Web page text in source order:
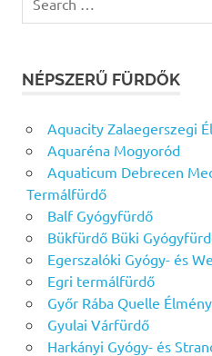
for:
NÉPSZERŰ FÜRDŐK
Aquacity Zalaegerszegi
Aquaréna Mogyoród
Aquaticum Debrecen
Termálfürdő
Balf Gyógyfürdő
Bükfürdő Büki
Egerszalóki Gyógy- és
Egri termálfürdő
Győr Rába Quelle
Gyulai Várfürdő
Harkányi Gyógy- és